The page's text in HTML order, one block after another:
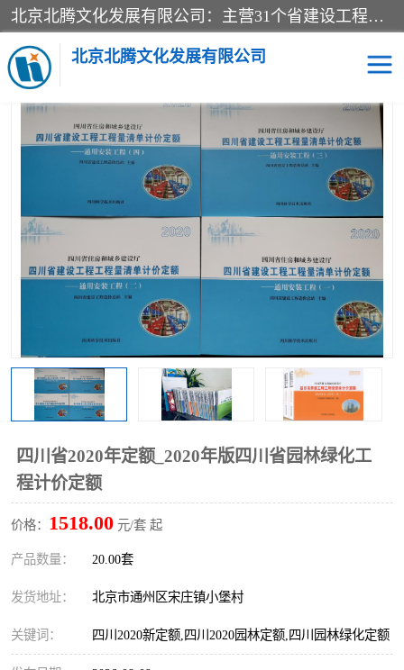
北京北腾文化发展有限公司：主营31个省建设工程预算书,工程预算软件,工程计价依据,工程造价定额,工程量清单计价定额,建设工程量消耗量定额,各行业工程预算定额,铁路定额,电力定额,矿山定额,*,黄金定额,钢铁企业检修定额,中石化安装检修定额,煤矿图书,医院书籍等.诚信的经营，在发展的同时公司不忘不断总结不断优化为客户的服务，和一如既往的热情赢得了新老客户的极高评价及青睐。
北京北腾文化发展有限公司
当前位置：首页>供应商机>四川省清单计价定额> 四川省2020年
定额_2020年版四川省园林绿化工程计价定额
四川省2020年定额_2020年版四川省园林绿化工
程计价定额
价格： 1518.00 元/套 起
产品数量： 20.00套
发货地址： 北京市通州区宋庄镇小堡村
关键词： 四川2020新定额,四川2020园林定额,四川园林绿化定额
医院图书 预算定额
煤矿图书
标准图书 铁路建设工程预算定额
电力行业工程预算定额 石油化工安装预算定额
新石油化工检修定额 石油化工概算定额数据
石油建设安装工程预算定 长输管道工程检修维修预
算定额
山东省工程预算定额 法律图书
电网技改,拆除,检修定额 炼油化工计价依据定额
信息通信建设工程预算定
额
火力发电机组检修定额
湖北建设工程消耗量定额
煤炭建设工程预算定额 钢铁检修工程预算定额
黄金矿山工程预算定额 冶金工业矿山建设工程预